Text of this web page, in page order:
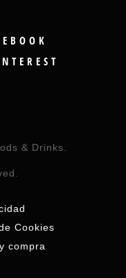
& Drinks.
Cookies
compra